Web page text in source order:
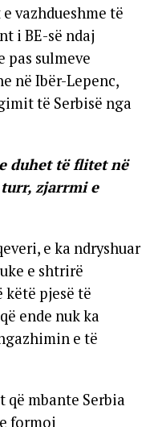
vazhdueshme të
i BE-së ndaj
pas sulmeve
në Ibër-Lepenc,
të Serbisë nga
duhet të flitet në
zjarrmi e
e ka ndryshuar
e shtrirë
pjesë të
ende nuk ka
e të
mbante Serbia
formoi